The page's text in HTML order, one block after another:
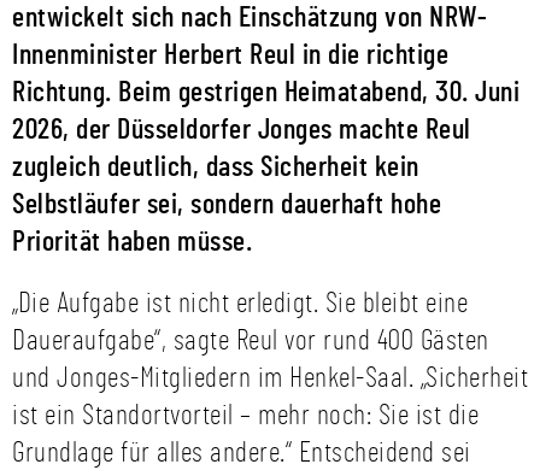
entwickelt sich nach Einschätzung von NRW-
Innenminister Herbert Reul in die richtige
Richtung. Beim gestrigen Heimatabend, 30. Juni
2026, der Düsseldorfer Jonges machte Reul
zugleich deutlich, dass Sicherheit kein
Selbstläufer sei, sondern dauerhaft hohe
Priorität haben müsse.
„Die Aufgabe ist nicht erledigt. Sie bleibt eine
Daueraufgabe“, sagte Reul vor rund 400 Gästen
und Jonges-Mitgliedern im Henkel-Saal. „Sicherheit
ist ein Standortvorteil – mehr noch: Sie ist die
Grundlage für alles andere.“ Entscheidend sei